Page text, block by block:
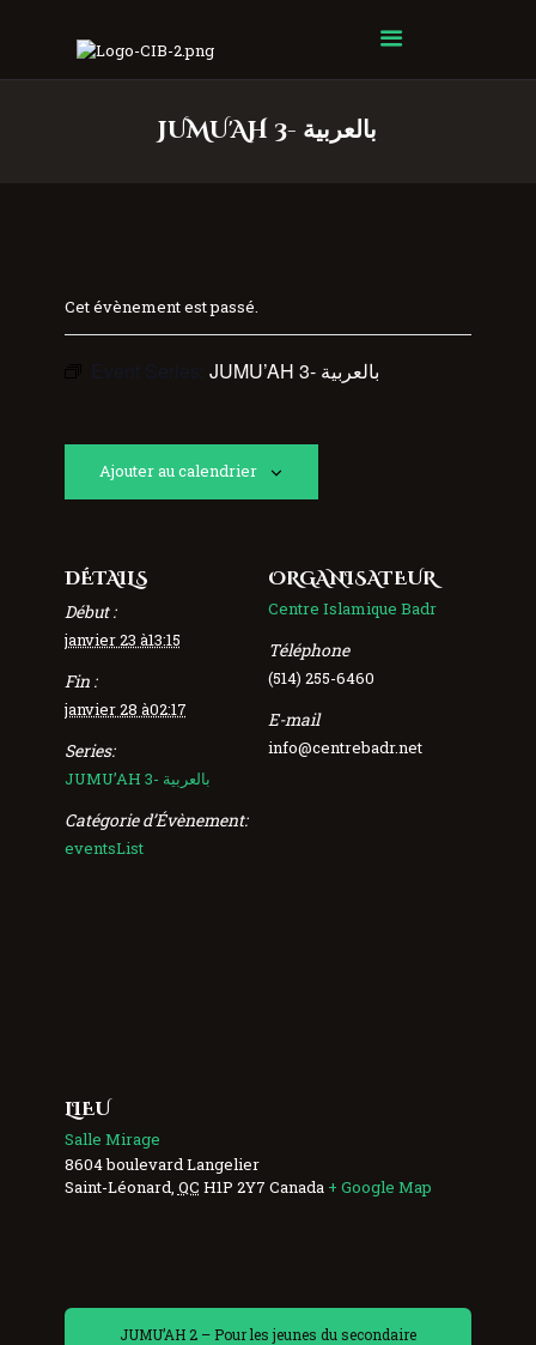
JUMU'AH 3- بالعربية
Centre Islamique Badr
Cet évènement est passé.
Event Series: JUMU’AH 3- بالعربية
Ajouter au calendrier
DÉTAILS
Début :
janvier 23 à13:15
Fin :
janvier 28 à02:17
Series:
JUMU’AH 3- بالعربية
Catégorie d’Évènement:
eventsList
ORGANISATEUR
Centre Islamique Badr
Téléphone
(514) 255-6460
E-mail
info@centrebadr.net
LIEU
Salle Mirage
8604 boulevard Langelier
Saint-Léonard QC H1P 2Y7 Canada + Google Map
JUMU’AH 2 – Pour les jeunes du secondaire